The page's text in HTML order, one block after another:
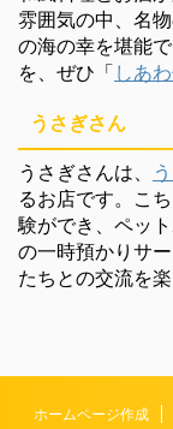
雰囲気の中、名
の海の幸を堪能
を、ぜひ「 しあ
うさぎさん
うさぎさんは、
るお店です。こ
験ができ、ペッ
の一時預かりサ
たちとの交流を
ホームページ作成